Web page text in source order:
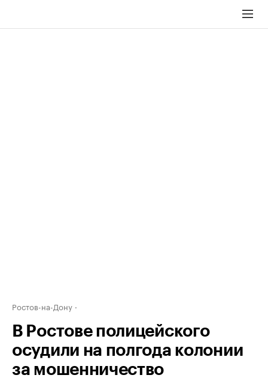
Ростов-на-Дону
В Ростове полицейского
осудили на полгода колонии
за мошенничество